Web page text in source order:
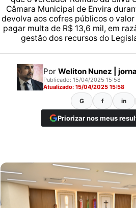
Câmara Municipal de Envira
devolva aos cofres públicos o valor
pagar multa de R$ 13,6 mil, em
gestão dos recursos do
Por Weliton Nunez |
Publicado: 15/04/2025 15:58
Atualizado: 15/04/2025 15:58
G f in
Priorizar nos meus